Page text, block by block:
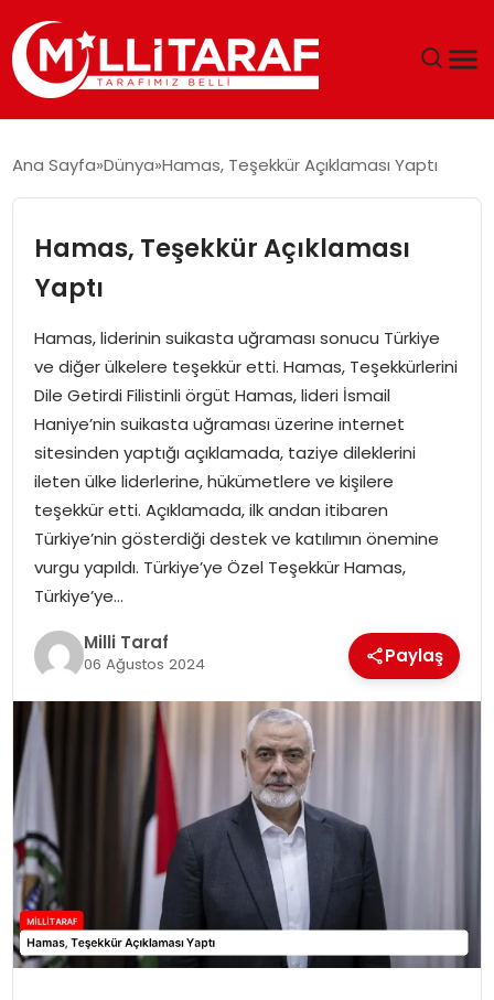
ÖZEL SAYFALAR
TEKNOLOJI
SPOR
SIYASET
MAGAZIN
Ana Sayfa Dünya Hamas, Teşekkür Açıklaması Yaptı
Hamas, Teşekkür Açıklaması
Yaptı
Hamas, liderinin suikasta uğraması sonucu Türkiye
ve diğer ülkelere teşekkür etti. Hamas, Teşekkürlerini
Dile Getirdi Filistinli örgüt Hamas, lideri İsmail
Haniye’nin suikasta uğraması üzerine internet
sitesinden yaptığı açıklamada, taziye dileklerini
ileten ülke liderlerine, hükümetlere ve kişilere
teşekkür etti. Açıklamada, ilk andan itibaren
Türkiye’nin gösterdiği destek ve katılımın önemine
vurgu yapıldı. Türkiye’ye Özel Teşekkür Hamas,
Türkiye’ye…
Milli Taraf
06 Ağustos 2024 Paylaş